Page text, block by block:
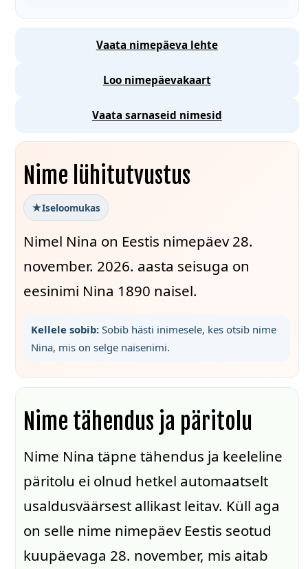
Vaata nimepäeva lehte
Loo nimepäevakaart
Vaata sarnaseid nimesid
Nime lühitutvustus
Iseloomukas
Nimel Nina on Eestis nimepäev 28.
november. 2026. aasta seisuga on
eesinimi Nina 1890 naisel.
Kellele sobib:Sobib hästi inimesele, kes otsib nime
Nina, mis on selge naisenimi.
Nime tähendus ja päritolu
Nime Nina täpne tähendus ja keeleline
päritolu ei olnud hetkel automaatselt
usaldusväärsest allikast leitav. Küll aga
on selle nime nimepäev Eestis seotud
kuupäevaga 28. november, mis aitab